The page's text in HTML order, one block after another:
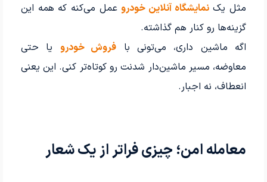
مثل یکنمایشگاه آنلاین خودروعمل می‌کنه که همه این
گزینه‌ها رو کنار هم گذاشته.
اگه ماشین داری، می‌تونی با فروش خودرو یا حتی
معاوضه، مسیر ماشین‌دار شدنت رو کوتاه‌تر کنی. این یعنی
انعطاف، نه اجبار.
معامله امن؛ چیزی فراتر از یک شعار